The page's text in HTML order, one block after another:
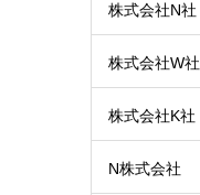
株式会社N社
株式会社W社
株式会社K社
N株式会社